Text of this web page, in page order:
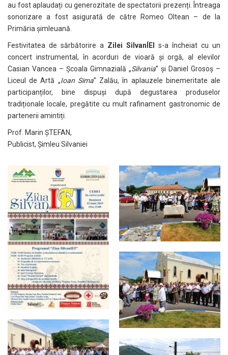
au fost aplaudați cu generozitate de spectatorii prezenți. Întreaga
sonorizare a fost asigurată de către Romeo Oltean – de la
Primăria șimleuană.
Festivitatea de sărbătorire a Zilei SilvanÍEI
s-a încheiat cu un
concert instrumental, în acorduri de vioară și orgă, al elevilor
Casian Vancea – Școala Gimnazială „Silvania” și Daniel Grosoș –
Liceul de Artă „Ioan Sima” Zalău, în aplauzele binemeritate ale
participanților, bine dispuși după degustarea produselor
tradiționale locale, pregătite cu mult rafinament gastronomic de
partenerii amintiți.
Prof. Marin ȘTEFAN,
Publicist, Șimleu Silvaniei